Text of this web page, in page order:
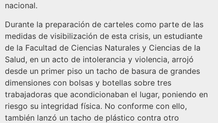
nacional.
Durante la preparación de carteles como parte de las
medidas de visibilización de esta crisis, un estudiante
de la Facultad de Ciencias Naturales y Ciencias de la
Salud, en un acto de intolerancia y violencia, arrojó
desde un primer piso un tacho de basura de grandes
dimensiones con bolsas y botellas sobre tres
trabajadoras que acondicionaban el lugar, poniendo en
riesgo su integridad física. No conforme con ello,
también lanzó un tacho de plástico contra otro